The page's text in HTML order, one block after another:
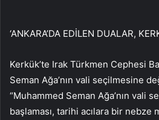
‘ANKARA’DA EDİLEN DUALAR,
Kerkük’te Irak Türkmen Cephesi
Seman Ağa’nın vali seçilmesine
“Muhammed Seman Ağa’nın vali
başlaması, tarihi acılara bir nebze